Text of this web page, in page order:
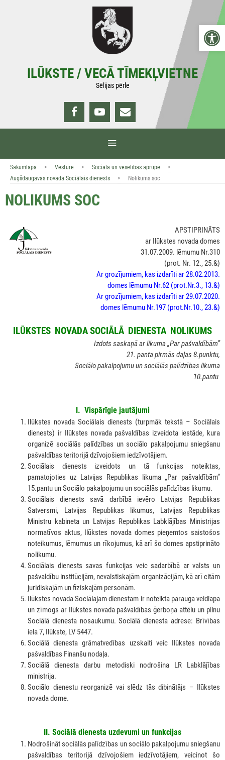
ILŪKSTE / VECĀ TĪMEKĻVIETNE
Sēlijas pērle
Sākumlapa > Vēsture > Sociālā un veselības aprūpe
>
Augšdaugavas novada Sociālais dienests
> Nolikums soc
NOLIKUMS SOC
APSTIPRINĀTS
ar Ilūkstes novada domes
31.07.2009. lēmumu Nr.310
(prot. Nr. 12., 25.&)
Ar grozījumiem, kas izdarīti ar 28.02.2013.
domes lēmumu Nr.62 (prot.Nr.3., 13.&)
Ar grozījumiem, kas izdarīti ar 29.07.2020.
domes lēmumu Nr.197 (prot.Nr.10., 23.&)
ILŪKSTES NOVADA SOCIĀLĀ DIENESTA NOLIKUMS
Izdots saskaņā ar likuma „Par pašvaldībām”
21. panta pirmās daļas 8.punktu,
Sociālo pakalpojumu un sociālās palīdzības likuma
10.pantu
I. Vispārīgie jautājumi
Ilūkstes novada Sociālais dienests (turpmāk tekstā – Sociālais
dienests) ir Ilūkstes novada pašvaldības izveidota iestāde, kura
organizē sociālās palīdzības un sociālo pakalpojumu sniegšanu
pašvaldības teritorijā dzīvojošiem iedzīvotājiem.
Sociālais dienests izveidots un tā funkcijas noteiktas,
pamatojoties uz Latvijas Republikas likuma „Par pašvaldībām”
15.pantu un Sociālo pakalpojumu un sociālās palīdzības likumu.
Sociālais dienests savā darbībā ievēro Latvijas Republikas
Satversmi, Latvijas Republikas likumus, Latvijas Republikas
Ministru kabineta un Latvijas Republikas Labklājības Ministrijas
normatīvos aktus, Ilūkstes novada domes pieņemtos saistošos
noteikumus, lēmumus un rīkojumus, kā arī šo domes apstiprināto
nolikumu.
Sociālais dienests savas funkcijas veic sadarbībā ar valsts un
pašvaldību institūcijām, nevalstiskajām organizācijām, kā arī citām
juridiskajām un fiziskajām personām.
Ilūkstes novada Sociālajam dienestam ir noteikta parauga veidlapa
un zīmogs ar Ilūkstes novada pašvaldības ģerboņa attēlu un pilnu
Sociālā dienesta nosaukumu. Sociālā dienesta adrese: Brīvības
iela 7, Ilūkste, LV 5447.
Sociālā dienesta grāmatvedības uzskaiti veic Ilūkstes novada
pašvaldības Finanšu nodaļa.
Sociālā dienesta darbu metodiski nodrošina LR Labklājības
ministrija.
Sociālo dienestu reorganizē vai slēdz tās dibinātājs – Ilūkstes
novada dome.
II. Sociālā dienesta uzdevumi un funkcijas
Nodrošināt sociālās palīdzības un sociālo pakalpojumu sniegšanu
pašvaldības teritorijā dzīvojošiem iedzīvotājiem, veicinot šo